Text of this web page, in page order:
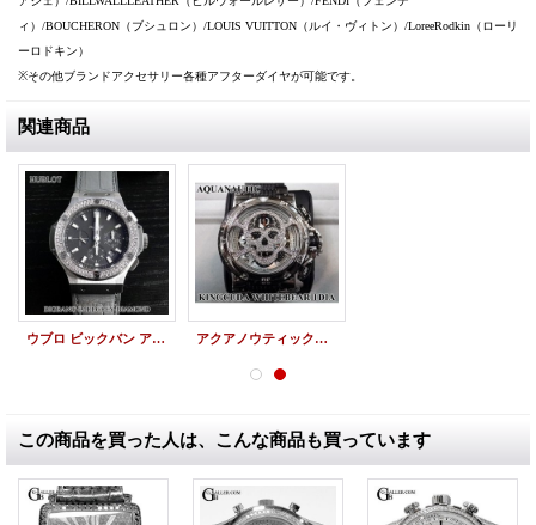
ィ）/BOUCHERON（ブシュロン）/LOUIS VUITTON（ルイ・ヴィトン）/LoreeRodkin（ローリ
ーロドキン）
※その他ブランドアクセサリー各種アフターダイヤが可能です。
関連商品
ウブロ ビックバン アールグレイ パヴェダイヤ アクアノウティック キングクーダ ホワイトベア2 スカル ダイヤマスク
この商品を買った人は、こんな商品も買っています